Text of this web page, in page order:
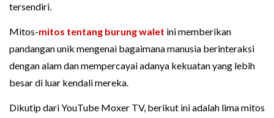
tersendiri.
Mitos-mitos tentang burung walet ini memberikan
pandangan unik mengenai bagaimana manusia berinteraksi
dengan alam dan mempercayai adanya kekuatan yang lebih
besar di luar kendali mereka.
Dikutip dari YouTube Moxer TV, berikut ini adalah lima mitos